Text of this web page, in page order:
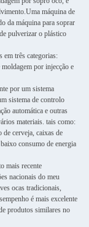
máquina de
da máquina para soprar
pulverizar o plástico
em três categorias:
por injecção e
por um sistema
sistema de controlo
automática e outras
materiais. tais como:
de cerveja, caixas de
consumo de energia
mais recente
nacionais do meu
ocas tradicionais,
é mais excelente
produtos similares no